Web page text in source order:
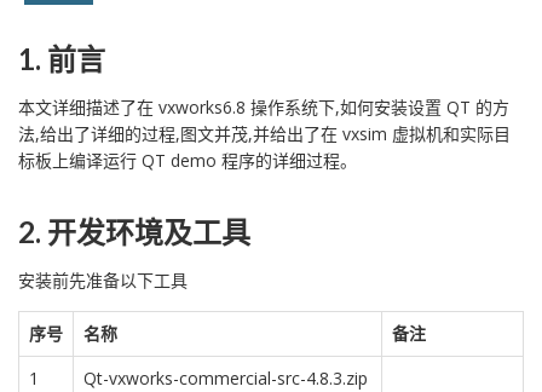
1. 前言
本文详细描述了在 vxworks6.8 操作系统下,如何安装设置 QT 的方
法,给出了详细的过程,图文并茂,并给出了在 vxsim 虚拟机和实际目
标板上编译运行 QT demo 程序的详细过程。
2. 开发环境及工具
安装前先准备以下工具
序号 名称
备注
1
Qt-vxworks-commercial-src-4.8.3.zip